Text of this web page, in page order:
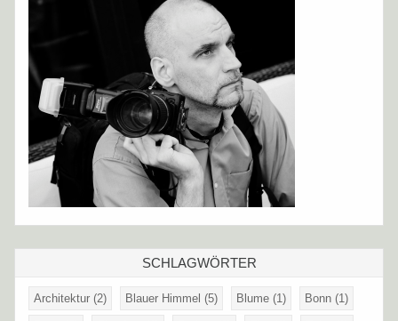
SCHLAGWÖRTER
Architektur (2) Blauer Himmel (5) Blume (1) Bonn (1)